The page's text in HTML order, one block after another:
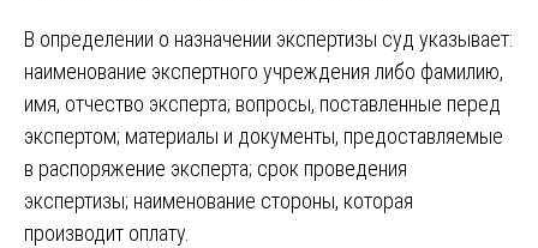
В определении о назначении экспертизы суд указывает:
наименование экспертного учреждения либо фамилию,
имя, отчество эксперта; вопросы, поставленные перед
экспертом; материалы и документы, предоставляемые
в распоряжение эксперта; срок проведения
экспертизы; наименование стороны, которая
производит оплату.